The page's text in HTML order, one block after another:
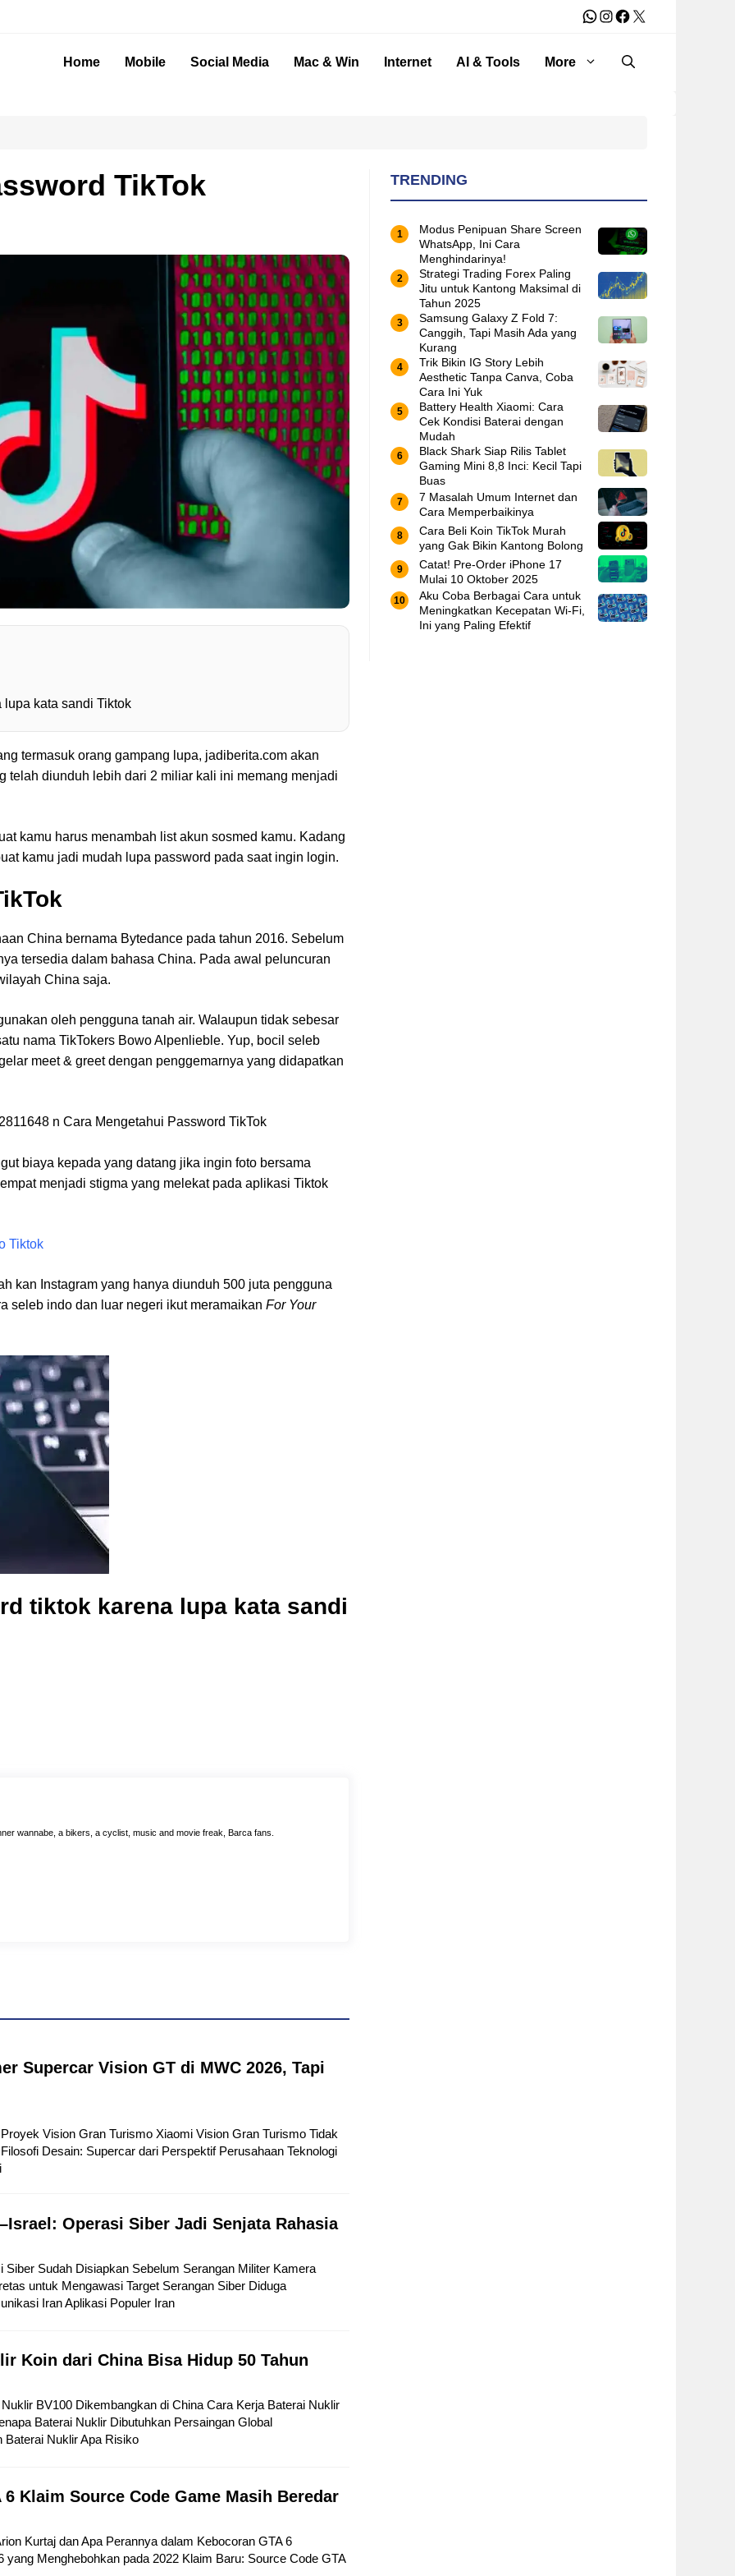
WhatsApp
Instagram
Facebook
X
Home Mobile Social Media Mac & Win Internet AI & Tools More
TikTok
kata sandi Tiktok
termasuk orang gampang lupa, jadiberita.com akan
telah diunduh lebih dari 2 miliar kali ini memang menjadi
kamu harus menambah list akun sosmed kamu. Kadang
kamu jadi mudah lupa password pada saat ingin login.
China bernama Bytedance pada tahun 2016. Sebelum
tersedia dalam bahasa China. Pada awal peluncuran
China saja.
oleh pengguna tanah air. Walaupun tidak sebesar
nama TikTokers Bowo Alpenlieble. Yup, bocil seleb
meet & greet dengan penggemarnya yang didapatkan
biaya kepada yang datang jika ingin foto bersama
menjadi stigma yang melekat pada aplikasi Tiktok
Tiktok
kan Instagram yang hanya diunduh 500 juta pengguna
seleb indo dan luar negeri ikut meramaikan For Your
tiktok karena lupa kata sandi
wannabe, a bikers, a cyclist, music and movie freak, Barca fans.
Supercar Vision GT di MWC 2026, Tapi
Vision Gran Turismo Xiaomi Vision Gran Turismo Tidak
Desain: Supercar dari Perspektif Perusahaan Teknologi
Operasi Siber Jadi Senjata Rahasia
Siber Sudah Disiapkan Sebelum Serangan Militer Kamera
untuk Mengawasi Target Serangan Siber Diduga
Iran Aplikasi Populer Iran
Koin dari China Bisa Hidup 50 Tahun
BV100 Dikembangkan di China Cara Kerja Baterai Nuklir
Baterai Nuklir Dibutuhkan Persaingan Global
Baterai Nuklir Apa Risiko
6 Klaim Source Code Game Masih Beredar
Kurtaj dan Apa Perannya dalam Kebocoran GTA 6
yang Menghebohkan pada 2022 Klaim Baru: Source Code GTA
TRENDING
Modus Penipuan Share Screen
WhatsApp, Ini Cara
Menghindarinya!
Strategi Trading Forex Paling
Jitu untuk Kantong Maksimal di
Tahun 2025
Samsung Galaxy Z Fold 7:
Canggih, Tapi Masih Ada yang
Kurang
Trik Bikin IG Story Lebih
Aesthetic Tanpa Canva, Coba
Cara Ini Yuk
Battery Health Xiaomi: Cara
Cek Kondisi Baterai dengan
Mudah
Black Shark Siap Rilis Tablet
Gaming Mini 8,8 Inci: Kecil Tapi
Buas
7 Masalah Umum Internet dan
Cara Memperbaikinya
Cara Beli Koin TikTok Murah
yang Gak Bikin Kantong Bolong
Catat! Pre-Order iPhone 17
Mulai 10 Oktober 2025
Aku Coba Berbagai Cara untuk
Meningkatkan Kecepatan Wi-Fi,
Ini yang Paling Efektif